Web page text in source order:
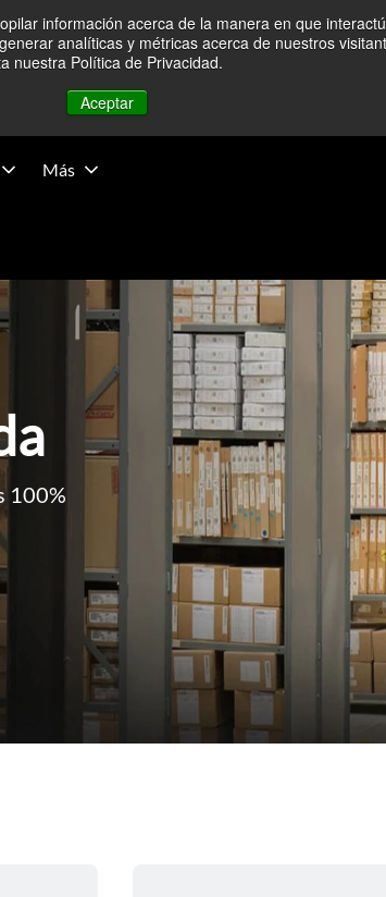
información acerca de la manera en que
analíticas y métricas acerca de nuestros
nuestra Política de Privacidad.
Aceptar
Oriente — Las operaciones no se han visto
Más
100%